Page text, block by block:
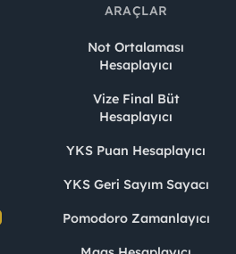
ARAÇLAR
Not Ortalaması
Hesaplayıcı
Vize Final Büt
Hesaplayıcı
YKS Puan Hesaplayıcı
YKS Geri Sayım Sayacı
Pomodoro Zamanlayıcı